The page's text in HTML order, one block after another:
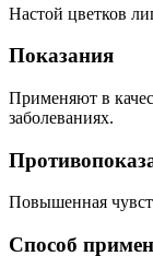
Настой цветков
Показания
Применяют в
заболеваниях.
Повышенная
Способ